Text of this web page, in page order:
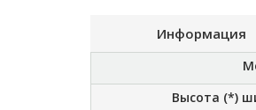
Информация
Высота (*)